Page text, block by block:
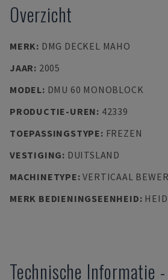
Overzicht
MERK: DMG DECKEL MAHO
JAAR: 2005
MODEL: DMU 60 MONOBLOCK
PRODUCTIE-UREN: 42339
TOEPASSINGSTYPE: FREZEN
VESTIGING: DUITSLAND
MACHINETYPE:VERTICAAL
MERK BEDIENINGSEENHEID:
Technische Informatie -